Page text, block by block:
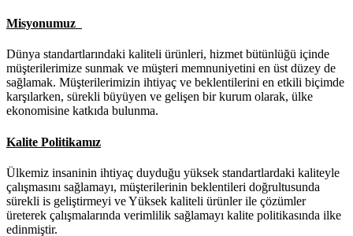
Misyonumuz
Dünya standartlarındaki kaliteli ürünleri, hizmet bütünlüğü içinde
müşterilerimize sunmak ve müşteri memnuniyetini en üst düzey de
sağlamak. Müşterilerimizin ihtiyaç ve beklentilerini en etkili biçimde
karşılarken, sürekli büyüyen ve gelişen bir kurum olarak, ülke
ekonomisine katkıda bulunma.
Kalite Politikamız
Ülkemiz insaninin ihtiyaç duyduğu yüksek standartlardaki kaliteyle
çalışmasını sağlamayı, müşterilerinin beklentileri doğrultusunda
sürekli is geliştirmeyi ve Yüksek kaliteli ürünler ile çözümler
üreterek çalışmalarında verimlilik sağlamayı kalite politikasında ilke
edinmiştir.